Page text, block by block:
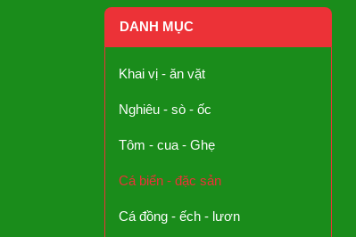
DANH MỤC
Khai vị - ăn vặt
Nghiêu - sò - ốc
Tôm - cua - Ghẹ
Cá biển - đặc sản
Cá đồng - ếch - lươn